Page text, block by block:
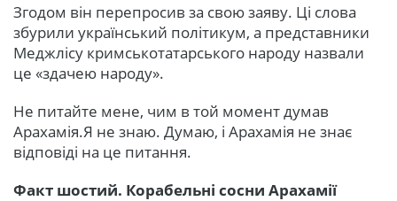
Згодом він перепросив за свою заяву. Ці слова
збурили український політикум, а представники
Меджлісу кримськотатарського народу назвали
це «здачею народу».
Не питайте мене, чим в той момент думав
Арахамія.Я не знаю. Думаю, і Арахамія не знає
відповіді на це питання.
Факт шостий. Корабельні сосни Арахамії